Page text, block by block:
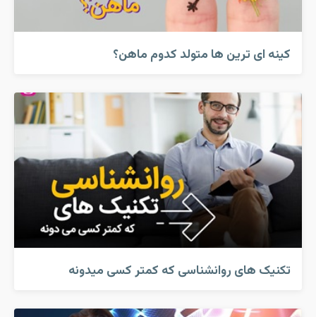
کینه ای ترین ها متولد کدوم ماهن؟
تکنیک های روانشناسی که کمتر کسی میدونه